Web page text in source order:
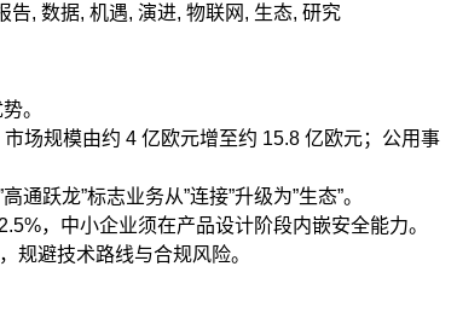
告, 数据, 机遇, 演进, 物联网 , 生态, 研究
。
场规模由约 4 亿欧元增至约 15.8 亿欧元；公用事
跃龙”标志业务从”连接”升级为”生态”。
，中小企业须在产品设计阶段内嵌安全能力。
避技术路线与合规风险。